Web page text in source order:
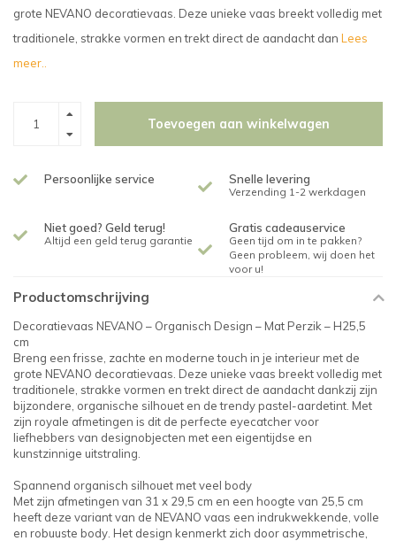
grote NEVANO decoratievaas. Deze unieke vaas breekt volledig met
traditionele, strakke vormen en trekt direct de aandacht dan Lees
meer..
Toevoegen aan winkelwagen
Persoonlijke service Snelle levering
Verzending 1-2 werkdagen
Niet goed? Geld terug!
Altijd een geld terug garantie
Gratis cadeauservice
Geen tijd om in te pakken?
Geen probleem, wij doen het
voor u!
Productomschrijving
Decoratievaas NEVANO – Organisch Design – Mat Perzik – H25,5
cm
Breng een frisse, zachte en moderne touch in je interieur met de
grote NEVANO decoratievaas. Deze unieke vaas breekt volledig met
traditionele, strakke vormen en trekt direct de aandacht dankzij zijn
bijzondere, organische silhouet en de trendy pastel-aardetint. Met
zijn royale afmetingen is dit de perfecte eyecatcher voor
liefhebbers van designobjecten met een eigentijdse en
kunstzinnige uitstraling.
Spannend organisch silhouet met veel body
Met zijn afmetingen van 31 x 29,5 cm en een hoogte van 25,5 cm
heeft deze variant van de NEVANO vaas een indrukwekkende, volle
en robuuste body. Het design kenmerkt zich door asymmetrische,